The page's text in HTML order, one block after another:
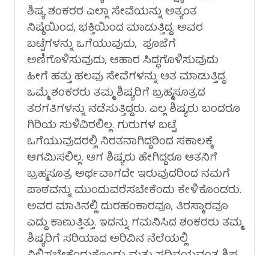
ಶಿಷ್ಯ ಶಂಕರರ ಎಲ್ಲಾ ಸೇವೆಯನ್ನು ಅತ್ಯಂತ
ನಿಷ್ಠೆಯಿಂದ, ಭಕ್ತಿಯಿಂದ ಮಾಡುತ್ತಿದ್ದ. ಅವರ
ಬಟ್ಟೆಗಳನ್ನು ಒಗೆಯುವುದು, ಪೂಜೆಗೆ
ಅಣಿಗೊಳಿಸುವುದು, ಆಹಾರ ಸಿದ್ಧಗೊಳಿಸುವುದು
ಹೀಗೆ ಹತ್ತು ಹಲವು ಸೇವೆಗಳನ್ನು ಆತ ಮಾಡುತ್ತಿದ್ದ.
ಒಮ್ಮೆ ಶಂಕರರು ತಮ್ಮ ಶಿಷ್ಯರಿಗೆ ಬ್ರಹ್ಮಸೂತ್ರದ
ತರಗತಿಗಳನ್ನು ನಡೆಸುತ್ತಿದ್ದರು. ಎಲ್ಲ ಶಿಷ್ಯರು ಬಂದರೂ
ಗಿರಿಯ ಸುಳಿವಿರಲಿಲ್ಲ. ಗುರುಗಳ ಬಟ್ಟೆ
ಒಗೆಯುವುದರಲ್ಲಿ ನಿರತನಾಗಿದ್ದರಿಂದ ಸಕಾಲಕ್ಕೆ
ಆಗಮಿಸಲಿಲ್ಲ. ಆಗ ಶಿಷ್ಯರು ಹೇಗಿದ್ದರೂ ಆತನಿಗೆ
ಬ್ರಹ್ಮಸೂತ್ರ ಅರ್ಥವಾಗದೇ ಇರುವುದರಿಂದ ನಮಗೆ
ಪಾಠವನ್ನು ಮುಂದುವರೆಸಬೇಕೆಂದು ಕೇಳಿಕೊಂಡರು.
ಅವರ ಮಾತಿನಲ್ಲಿ ದುರಹಂಕಾರವೂ, ತಿರಸ್ಕಾರವೂ
ಎದ್ದು ಕಾಣುತ್ತಿತ್ತು. ಇದನ್ನು ಗಮನಿಸಿದ ಶಂಕರರು ತಮ್ಮ
ಶಿಷ್ಯರಿಗೆ ಸರಿಯಾದ ಅರಿವಿನ ನೆಲೆಯಲ್ಲಿ